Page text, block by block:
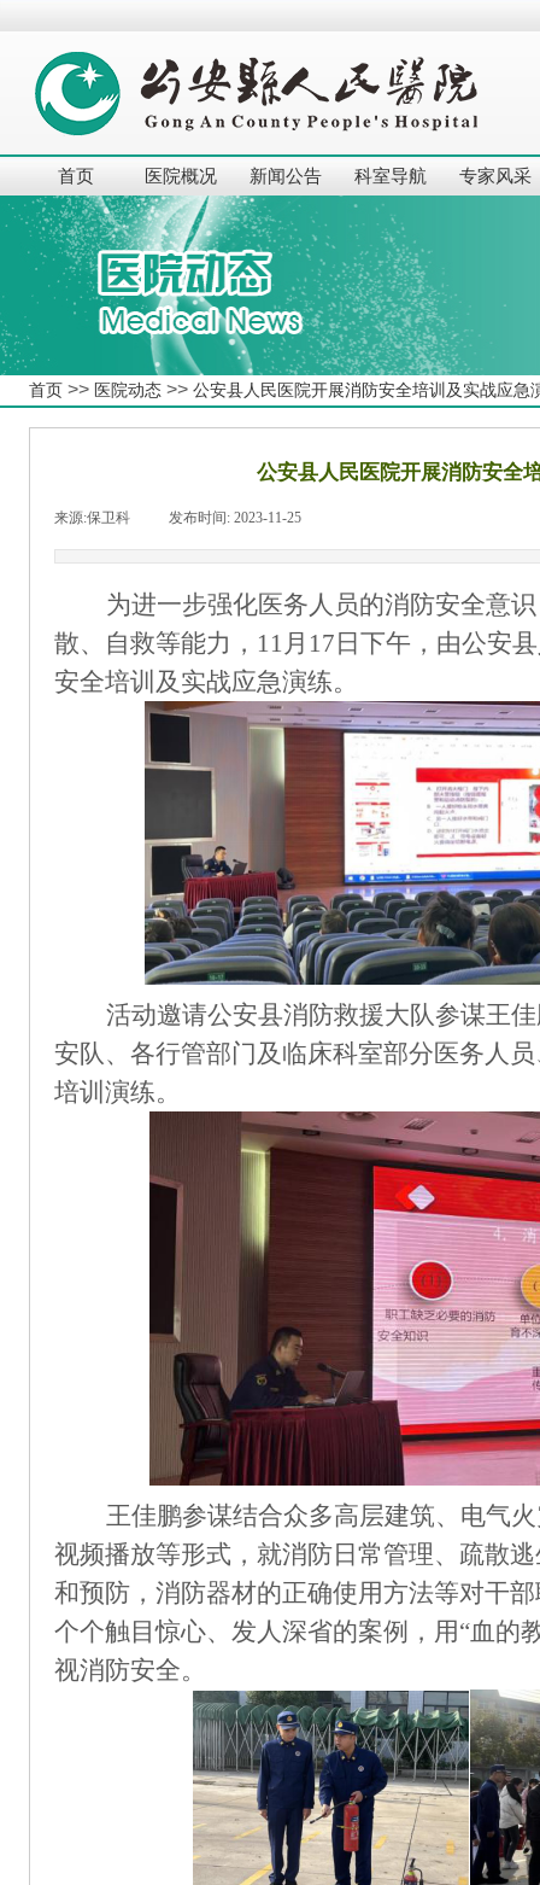
首页 医院概况 新闻公告 科室导航 专家风采
首页 >> 医院动态 >> 公安县人民医院开展消防安全培训及实战应急
公安县人民医院开展消防安全
来源:保卫科 发布时间: 2023-11-25
为进一步强化医务人员的消防安全意
散、自救等能力， 11月 17 日 下午， 由公安县
安全培训 及 实战应急演练。
活动邀请公安县消防救援大队参谋王
安队、各行管部门及 临床科室部分医务人
培训演练。
王佳鹏参谋结合众多高层建筑、电气
视频播放等形式，就消防日常管理、疏散
和预防 ， 消防器材的正确使用方法等对干
个个触目惊心、 发人深省的案例，用“血的
视消防安全。